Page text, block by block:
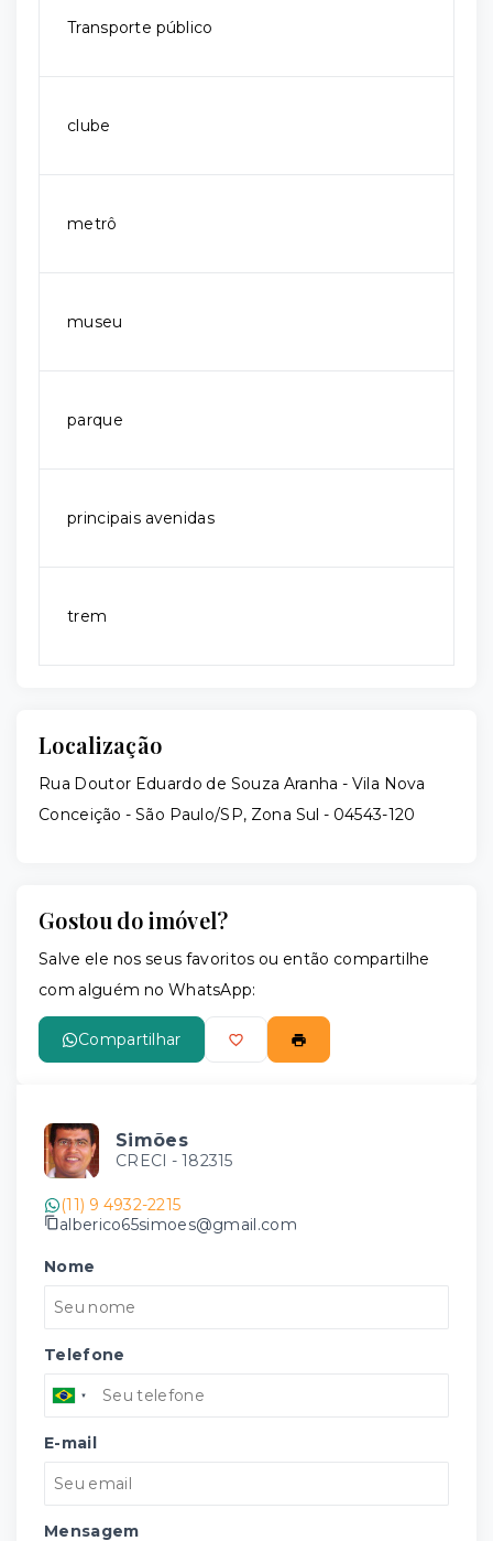
Transporte público
clube
metrô
museu
parque
principais avenidas
trem
Localização
Rua Doutor Eduardo de Souza Aranha - Vila Nova
Conceição - São Paulo/SP, Zona Sul - 04543-120
Gostou do imóvel?
Salve ele nos seus favoritos ou então compartilhe
com alguém no WhatsApp:
Compartilhar
Simões
CRECI - 182315
(11) 9 4932-2215
alberico65simoes@gmail.com
Nome
Telefone
E-mail
Mensagem